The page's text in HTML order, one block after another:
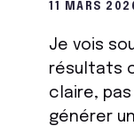
11 MARS
Je vois
résultats
claire,
générer